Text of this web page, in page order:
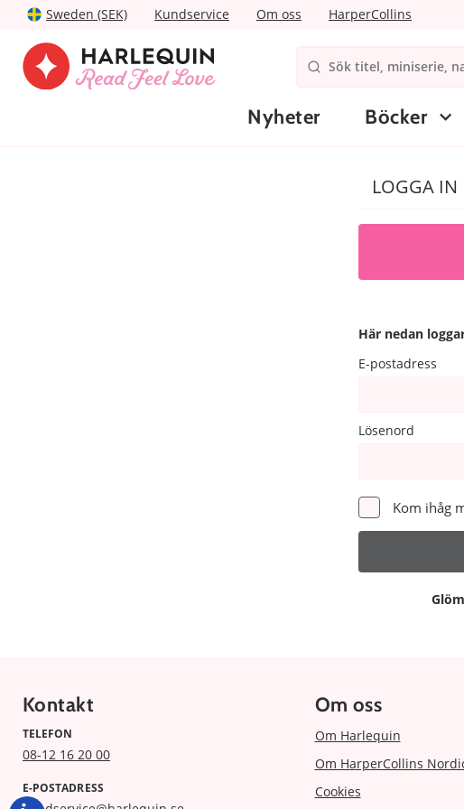
Sweden (SEK) Kundservice Om oss HarperCollins
Nyheter Böcker
LOGGA IN
Här nedan
E-postadress
Lösenord
Kom ihåg
Kontakt
TELEFON
08-12 16 20 00
E-POSTADRESS
Om oss
Om Harlequin
Om HarperCollins
Cookies